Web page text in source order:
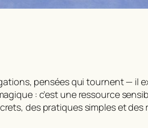
pensées qui tournent — il
: c’est une ressource
des pratiques simples et